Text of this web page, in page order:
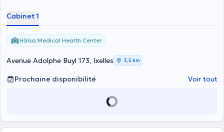
Cabinet 1
Hälsa Medical Health Center
Avenue Adolphe Buyl 173, Ixelles 3,5 km
Prochaine disponibilité Voir tout